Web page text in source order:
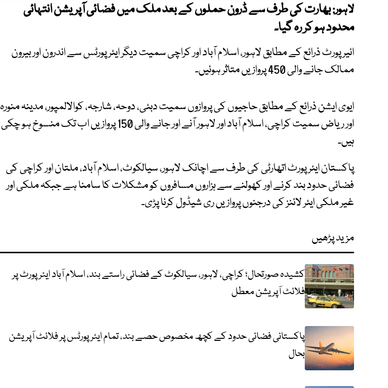
لاہور:بھارت کی طرف سے ڈرون حملوں کے بعد ملک میں فضائی آپریشن انتہائی
محدود ہو کر رہ گیا۔
ائیر پورٹ ذرائع کے مطابق لاہور، اسلام آباد اور کراچی سمیت دیگر ایئر پورٹس سے اندرون اور بیرون
ممالک جانے والی 450 پروازیں متاثر ہوئیں۔
ایوی ایشن ذرائع کے مطابق حاجیوں کی پروازوں سمیت دبئی، دوحہ، شارجہ، کوالالمپور، مدینہ منورہ
اور ریاض سمیت کراچی، اسلام آباد اور لاہور آنے اور جانے والی 150 پروازیں اب تک منسوخ ہو چکی
ہیں۔
پاکستان ایئر پورٹ اتھارٹی کی طرف سے اچانک لاہور، سیالکوٹ، اسلام آباد، ملتان اور کراچی کی
فضائی حدود بند کرنے اور کھولنے سے ہزاروں مسافروں کو مشکلات کا سامنا ہے جبکہ ملکی اور
غیر ملکی ایئر لائنز کی درجنوں پروازیں ری شیڈول کرنا پڑی۔
مزید پڑھیں
کشیدہ صورتحال؛ کراچی، لاہور، سیالکوٹ کے فضائی راستے بند، اسلام آباد ایئرپورٹ پر
فلائٹ آپریشن معطل
پاکستانی فضائی حدود کے کچھ مخصوص حصے بند، تمام ایئرپورٹس پر فلائٹ آپریشن
بحال